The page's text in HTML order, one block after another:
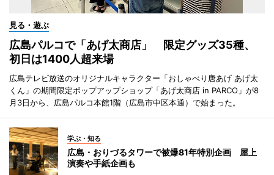
見る・遊ぶ
広島パルコで「あげ太商店」 限定グッズ35種、
初日は1400人超来場
広島テレビ放送のオリジナルキャラクター「おしゃべり唐あげ あげ太
くん」の期間限定ポップアップショップ「あげ太商店 in PARCO」が8
月3日から、広島パルコ本館1階（広島市中区本通）で始まった。
学ぶ・知る
広島・おりづるタワーで被爆81年特別企画 屋上
演奏や手紙企画も